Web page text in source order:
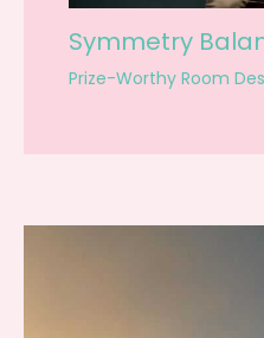
Symmetry
Prize-Worthy Room